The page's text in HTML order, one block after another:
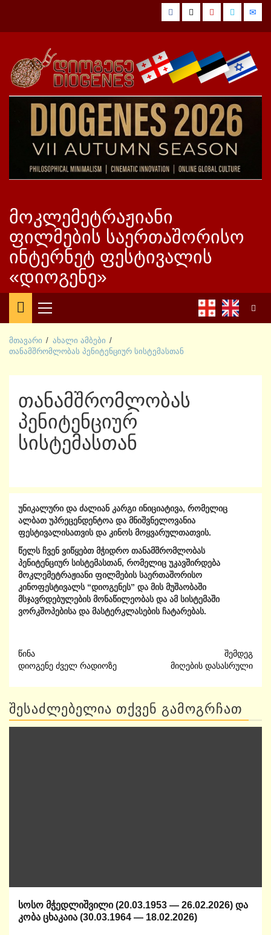
Facebook
TwitterYouTube
Vimeo
მოკლემეტრაჟიანი
ფილმების საერთაშორისო
ინტერნეტ ფესტივალის
«დიოგენე»
Primary
Menu
მთავარი
ახალი ამბები
თანამშრომლობას პენიტენციურ სისტემასთან
თანამშრომლობას
პენიტენციურ
სისტემასთან
უნიკალური და ძალიან კარგი ინიციატივა, რომელიც
ალბათ უპრეცენდენტოა და მნიშვნელოვანია
ფესტივალისათვის და კინოს მოყვარულთათვის.
წელს ჩვენ ვიწყებთ მჭიდრო თანამშრომლობას
პენიტენციურ სისტემასთან, რომელიც უკავშირდება
მოკლემეტრაჟიანი ფილმების საერთაშორისო
კინოფესტივალს “დიოგენეს” და მის მუშაობაში
მსჯავრდებულების მონაწილეობას და ამ სისტემაში
ვორკშოპებისა და მასტერკლასების ჩატარებას.
Post
navigation
წინა
დიოგენე ძველ რადიოზე
შემდეგ
მიღების დასასრული
ᲨᲔᲡᲐᲫᲚᲔᲑᲔᲚᲘᲐ ᲗᲥᲕᲔᲜ ᲒᲐᲛᲝᲒᲠᲩᲐᲗ
სოსო მჭედლიშვილი (20.03.1953 — 26.02.2026) და
კობა ცხაკაია (30.03.1964 — 18.02.2026)